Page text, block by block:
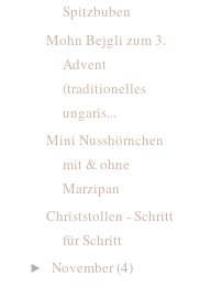
Spitzbuben
Mohn Bejgli zum 3.
Advent
(traditionelles
ungaris...
Mini Nusshörnchen
mit & ohne
Marzipan
Christstollen - Schritt
für Schritt
► November(4)